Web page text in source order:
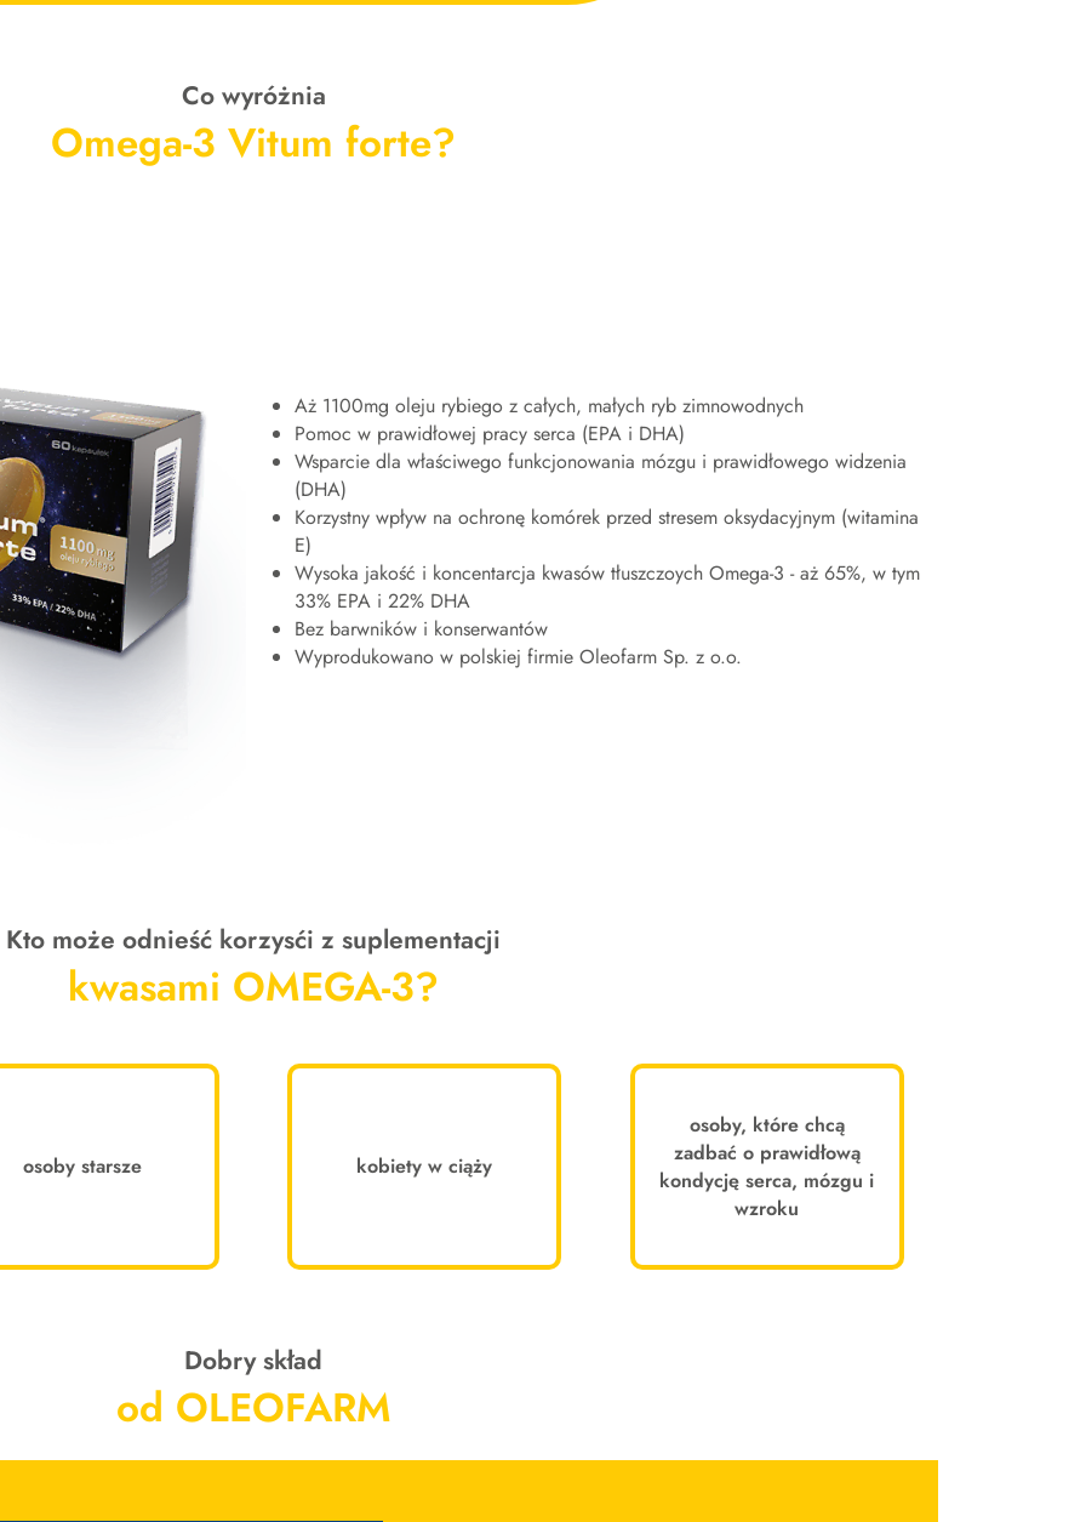
Co wyróżnia
Omega-3 Vitum forte?
Aż 1100mg oleju rybiego z całych, małych ryb zimnowodnych
Pomoc w prawidłowej pracy serca (EPA i DHA)
Wsparcie dla właściwego funkcjonowania mózgu i prawidłowego widzenia
(DHA)
Korzystny wpływ na ochronę komórek przed stresem oksydacyjnym (witamina
E)
Wysoka jakość i koncentarcja kwasów tłuszczoych Omega-3 - aż 65%, w tym
33% EPA i 22% DHA
Bez barwników i konserwantów
Wyprodukowano w polskiej firmie Oleofarm Sp. z o.o.
Kto może odnieść korzysći z suplementacji
kwasami OMEGA-3?
osoby starsze kobiety w ciąży
osoby, które chcą
zadbać o prawidłową
kondycję serca, mózgu i
wzroku
Dobry skład
od OLEOFARM